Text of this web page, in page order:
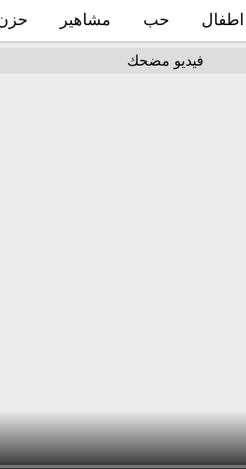
اطفال حب مشاهير
فيديو مضحك